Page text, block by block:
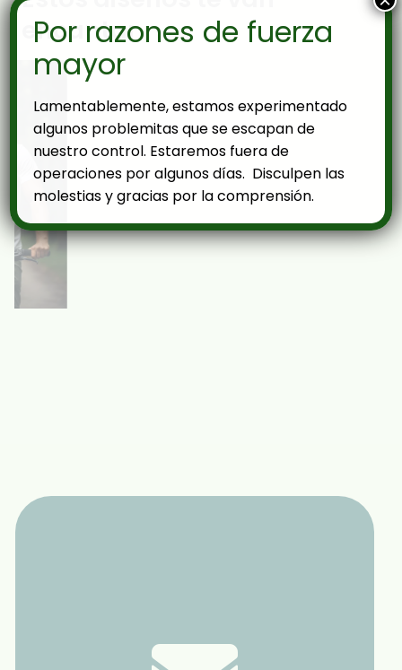
encantar
Por razones de fuerza
mayor
Lamentablemente, estamos experimentado
algunos problemitas que se escapan de
nuestro control. Estaremos fuera de
operaciones por algunos días. Disculpen las
molestias y gracias por la comprensión.